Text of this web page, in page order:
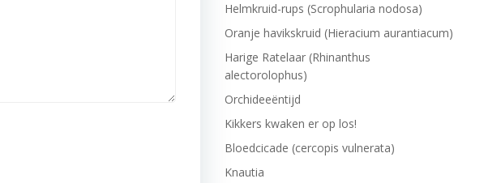
Helmkruid-rups (Scrophularia nodosa)
Oranje havikskruid (Hieracium aurantiacum)
Harige Ratelaar (Rhinanthus
alectorolophus)
Orchideeëntijd
Kikkers kwaken er op los!
Bloedcicade (cercopis vulnerata)
Knautia